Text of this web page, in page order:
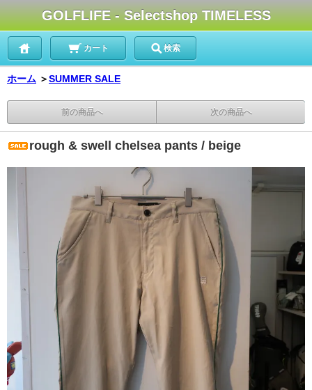
GOLFLIFE - Selectshop TIMELESS
カート 検索
ホーム ＞SUMMER SALE
前の商品へ 次の商品へ
rough & swell chelsea pants / beige